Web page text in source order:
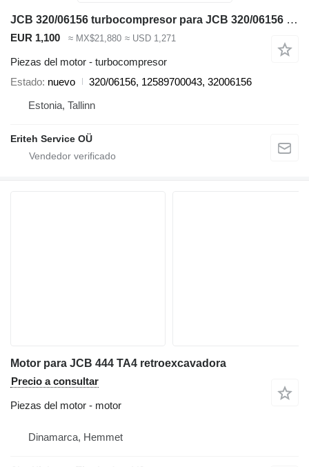
JCB 320/06156 turbocompresor para JCB 320/06156 retroexcavadora
EUR 1,100 ≈ MX$21,880 ≈ USD 1,271
Piezas del motor - turbocompresor
Estado nuevo
320/06156, 12589700043, 32006156
Estonia, Tallinn
Eriteh Service OÜ
Motor para JCB 444 TA4 retroexcavadora
Precio a consultar
Piezas del motor - motor
Dinamarca, Hemmet